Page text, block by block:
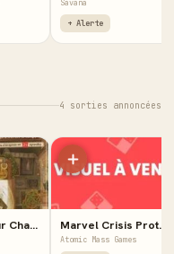
Savana
+ Alerte
4 sorties annoncées
Le Professeur Charlie Voyage à Travers le Temps - Calendrier de l'Avent des Énigmes Marvel Crisis Protocol : Criminal Underworld - Affiliation Pack
Atomic Mass Games